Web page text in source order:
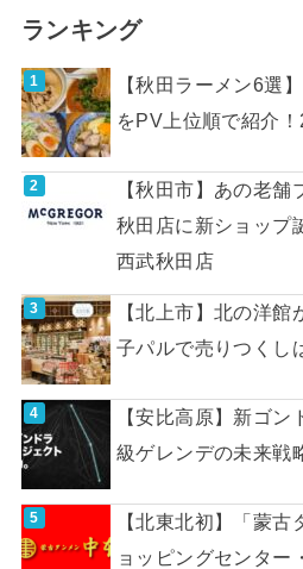
ランキング
【秋田ラーメン6選
をPV上位順で紹介
【秋田市】あの老
秋田店に新ショップ
西武秋田店
【北上市】北の洋
子パルで売りつくし
【安比高原】新ゴ
級ゲレンデの未来戦
【北東北初】「蒙
ョッピングセンター